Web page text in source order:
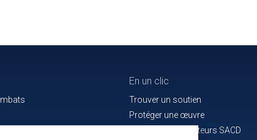
En un clic
Trouver un soutien
Protéger une œuvre
La maison des auteurs SACD